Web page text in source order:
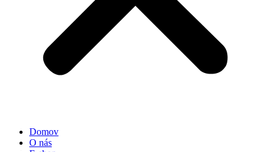
Domov
O nás